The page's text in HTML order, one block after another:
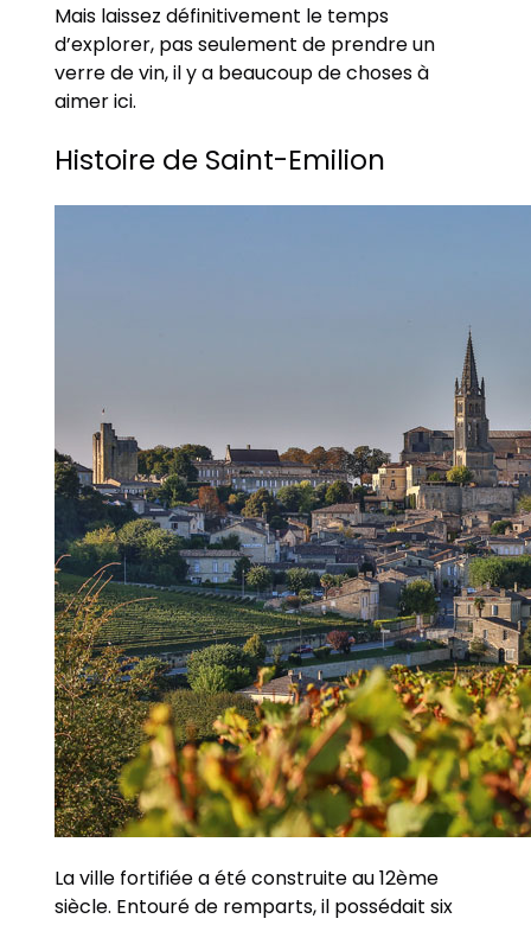
Mais laissez définitivement le temps
d’explorer, pas seulement de prendre un
verre de vin, il y a beaucoup de choses à
aimer ici.
Histoire de Saint-Emilion
La ville fortifiée a été construite au 12ème
siècle. Entouré de remparts, il possédait six